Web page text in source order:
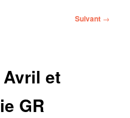
Suivant →
Avril et
GR